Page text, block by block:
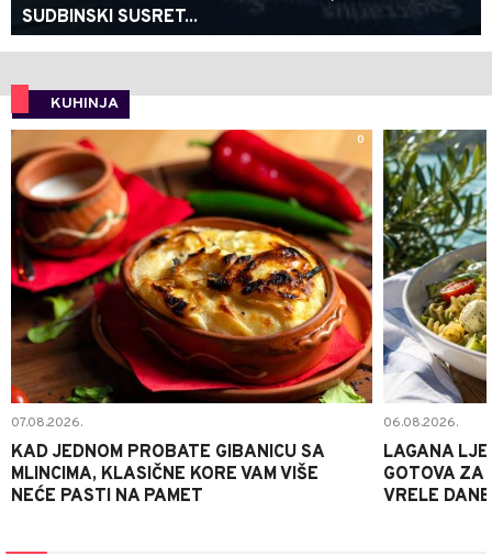
SUDBINSKI SUSRET...
KUHINJA
0
07.08.2026.
KAD JEDNOM PROBATE GIBANICU SA
MLINCIMA, KLASIČNE KORE VAM VIŠE
NEĆE PASTI NA PAMET
06.08.2026.
LAGANA
GOTOVA ZA
VRELE DANE